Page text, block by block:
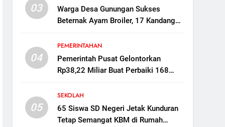
03
Warga Desa Gunungan Sukses
Beternak Ayam Broiler, 17 Kandang
Dorong Ekonomi Desa
04
PEMERINTAHAN
Pemerintah Pusat Gelontorkan
Rp38,22 Miliar Buat Perbaiki 168
05
SEKOLAH
65 Siswa SD Negeri Jetak Kunduran
Tetap Semangat KBM di Rumah